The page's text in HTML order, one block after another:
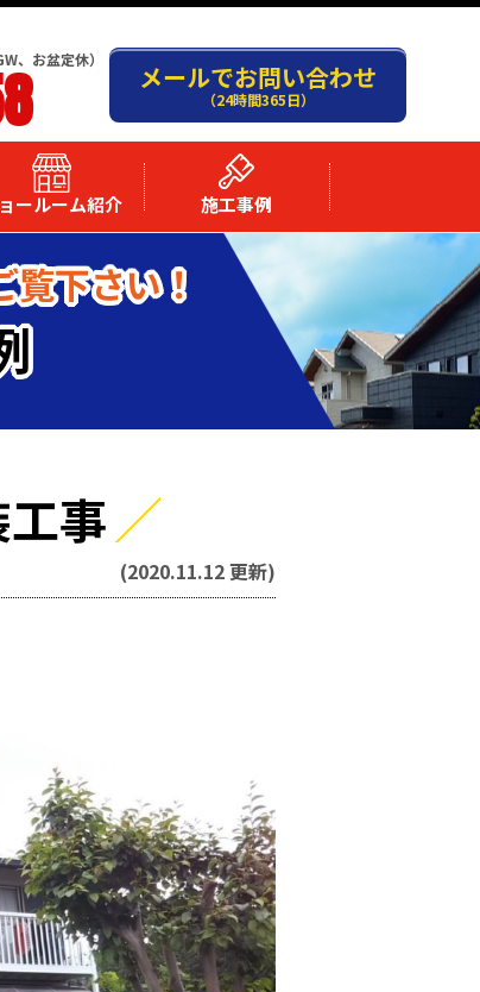
、お盆定休）
メールでお問い合わせ
（24時間365日）
ールーム紹介 施工事例
下さい！
事
(2020.11.12 更新)